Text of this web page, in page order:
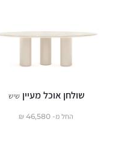
שולחן אוכל מעיין שיש
החל מ- 46,580
₪